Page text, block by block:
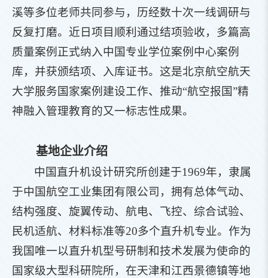
溪等多位老师共同参与，历经数十次一线调研与
反复打磨。近日项目顺利通过结项验收，多篇高
质量案例正式纳入中国专业学位案例中心案例
库，并获颁结项、入库证书。这是北京航空航天
大学服务国家案例建设工作、推动“航空报国”精
神融入管理教育的又一标志性成果。
基地企业介绍
中国直升机设计研究所创建于1969年，隶属
于中国航空工业集团有限公司，拥有总体气动、
结构强度、旋翼传动、航电、飞控、综合试验、
民机适航、材料标准等20多个直升机专业。作为
我国唯一以直升机型号研制和技术发展为使命的
国家级大型科研院所，在天津和江西景德镇等地